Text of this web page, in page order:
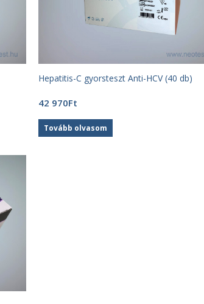
Hepatitis-C gyorsteszt Anti-HCV (40 db)
42 970Ft
Tovább olvasom